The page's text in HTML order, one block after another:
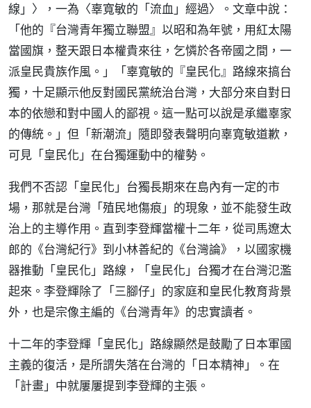
線」〉，一為〈辜寬敏的「流血」經過〉。文章中說：
「他的『台灣青年獨立聯盟』以昭和為年號，用紅太陽
當國旗，整天跟日本權貴來往，乞憐於各帝國之間，一
派皇民貴族作風。」「辜寬敏的『皇民化』路線來搞台
獨，十足顯示他反對國民黨統治台灣，大部分來自對日
本的依戀和對中國人的鄙視。這一點可以說是承繼辜家
的傳統。」但「新潮流」隨即發表聲明向辜寬敏道歉，
可見「皇民化」在台獨運動中的權勢。
我們不否認「皇民化」台獨長期來在島內有一定的市
場，那就是台灣「殖民地傷痕」的現象，並不能發生政
治上的主導作用。直到李登輝當權十二年，從司馬遼太
郎的《台灣紀行》到小林善紀的《台灣論》，以國家機
器推動「皇民化」路線，「皇民化」台獨才在台灣氾濫
起來。李登輝除了「三腳仔」的家庭和皇民化教育背景
外，也是宗像主編的《台灣青年》的忠實讀者。
十二年的李登輝「皇民化」路線顯然是鼓勵了日本軍國
主義的復活，是所謂失落在台灣的「日本精神」。在
「計畫」中就屢屢提到李登輝的主張。